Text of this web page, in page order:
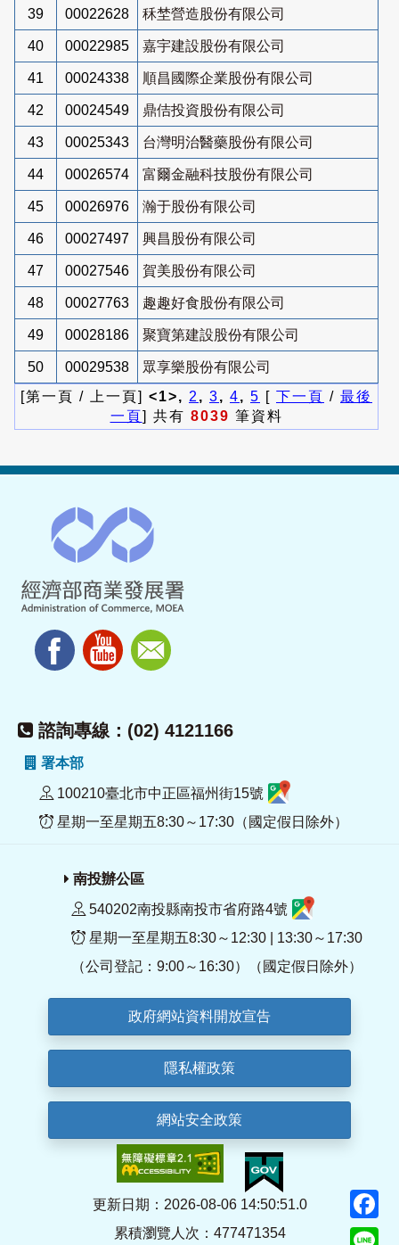
39 00022628 秝埜營造股份有限公司
40 00022985 嘉宇建設股份有限公司
41 00024338 順昌國際企業股份有限公司
42 00024549 鼎佶投資股份有限公司
43 00025343 台灣明治醫藥股份有限公司
44 00026574 富爾金融科技股份有限公司
45 00026976 瀚于股份有限公司
46 00027497 興昌股份有限公司
47 00027546 賀美股份有限公司
48 00027763 趣趣好食股份有限公司
49 00028186 聚寶第建設股份有限公司
50 00029538
眾享樂股份有限公司
[第一頁 / 上一頁] <1>, 2 , 3, 4, 5 [ 下一頁 / 最後
一頁] 共有 8039 筆資料
諮詢專線：(02) 4121166
署本部
100210臺北市中正區福州街15號
星期一至星期五8:30～17:30（國定假日除外）
南投辦公區
540202南投縣南投市省府路4號
星期一至星期五8:30～12:30 | 13:30～17:30
（公司登記：9:00～16:30）（國定假日除外）
政府網站資料開放宣告
隱私權政策
網站安全政策
更新日期：2026-08-06 14:50:51.0
累積瀏覽人次：477471354